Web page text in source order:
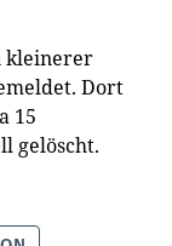
kleinerer
Dort
15
gelöscht.